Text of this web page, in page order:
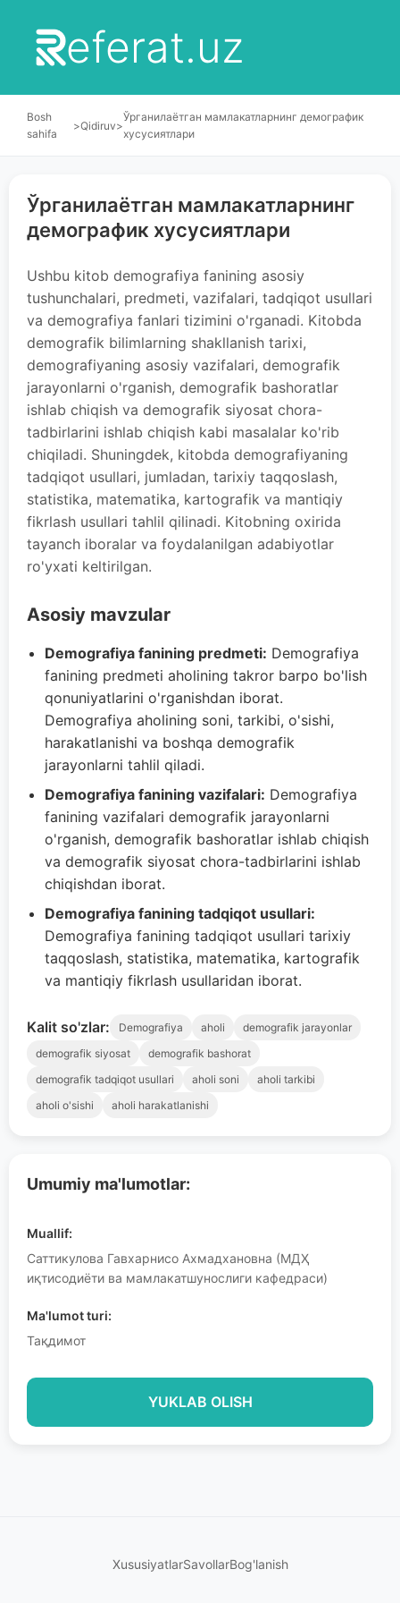
eferat.uz
Bosh
sahifa
>Qidiruv>
Ўрганилаётган мамлакатларнинг демографик
хусусиятлари
Umumiy ma'lumotlar:
Muallif:
Саттикулова Гавхарнисо Ахмадхановна (МДҲ
иқтисодиёти ва мамлакатшунослиги кафедраси)
Ma'lumot turi:
Тақдимот
YUKLAB OLISH
Ўрганилаётган мамлакатларнинг
демографик хусусиятлари
Ushbu kitob demografiya fanining asosiy
tushunchalari, predmeti, vazifalari, tadqiqot usullari
va demografiya fanlari tizimini o'rganadi. Kitobda
demografik bilimlarning shakllanish tarixi,
demografiyaning asosiy vazifalari, demografik
jarayonlarni o'rganish, demografik bashoratlar
ishlab chiqish va demografik siyosat chora-
tadbirlarini ishlab chiqish kabi masalalar ko'rib
chiqiladi. Shuningdek, kitobda demografiyaning
tadqiqot usullari, jumladan, tarixiy taqqoslash,
statistika, matematika, kartografik va mantiqiy
fikrlash usullari tahlil qilinadi. Kitobning oxirida
tayanch iboralar va foydalanilgan adabiyotlar
ro'yxati keltirilgan.
Asosiy mavzular
Demografiya fanining predmeti: Demografiya
fanining predmeti aholining takror barpo bo'lish
qonuniyatlarini o'rganishdan iborat.
Demografiya aholining soni, tarkibi, o'sishi,
harakatlanishi va boshqa demografik
jarayonlarni tahlil qiladi.
Demografiya fanining vazifalari: Demografiya
fanining vazifalari demografik jarayonlarni
o'rganish, demografik bashoratlar ishlab chiqish
va demografik siyosat chora-tadbirlarini ishlab
chiqishdan iborat.
Demografiya fanining tadqiqot usullari:
Demografiya fanining tadqiqot usullari tarixiy
taqqoslash, statistika, matematika, kartografik
va mantiqiy fikrlash usullaridan iborat.
Kalit so'zlar: Demografiya aholi
demografik jarayonlar
demografik siyosat
demografik bashorat
demografik tadqiqot usullari
aholi soni
aholi tarkibi
aholi o'sishi
aholi harakatlanishi
XususiyatlarSavollarBog'lanish